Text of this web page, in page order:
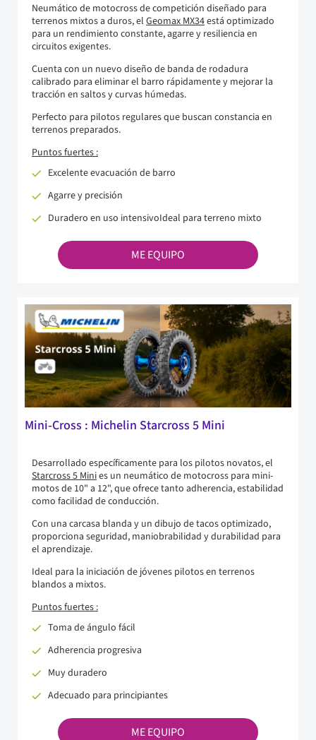
Neumático de motocross de competición diseñado para
terrenos mixtos a duros, el Geomax MX34está optimizado
para un rendimiento constante, agarre y resiliencia en
circuitos exigentes.
Cuenta con un nuevo diseño de banda de rodadura
calibrado para eliminar el barro rápidamente y mejorar la
tracción en saltos y curvas húmedas.
Perfecto para pilotos regulares que buscan constancia en
terrenos preparados.
Puntos fuertes :
Excelente evacuación de barro
Agarre y precisión
Duradero en uso intensivoIdeal para terreno mixto
ME EQUIPO
Mini‑Cross : Michelin Starcross 5 Mini
Desarrollado específicamente para los pilotos novatos, el
Starcross 5 Minies un neumático de motocross para mini-
motos de 10" a 12", que ofrece tanto adherencia, estabilidad
como facilidad de conducción.
Con una carcasa blanda y un dibujo de tacos optimizado,
proporciona seguridad, maniobrabilidad y durabilidad para
el aprendizaje.
Ideal para la iniciación de jóvenes pilotos en terrenos
blandos a mixtos.
Puntos fuertes :
Toma de ángulo fácil
Adherencia progresiva
Muy duradero
Adecuado para principiantes
ME EQUIPO